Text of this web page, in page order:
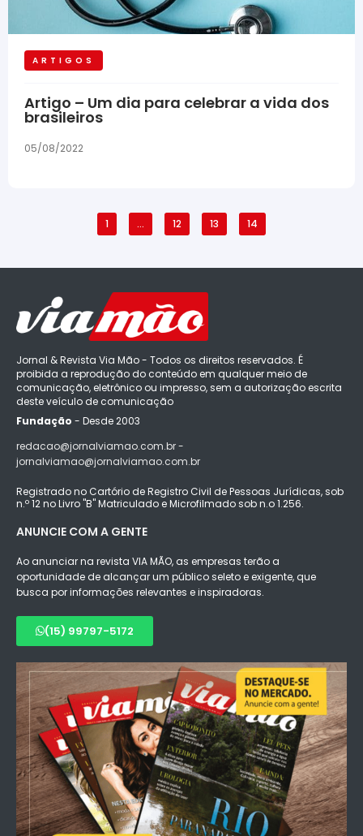
ARTIGOS
Artigo – Um dia para celebrar a vida dos
brasileiros
05/08/2022
1 … 12 13 14
Jornal & Revista Via Mão - Todos os direitos reservados. É
proibida a reprodução do conteúdo em qualquer meio de
comunicação, eletrônico ou impresso, sem a autorização escrita
deste veículo de comunicação
Fundação - Desde 2003
redacao@jornalviamao.com.br -
jornalviamao@jornalviamao.com.br
Registrado no Cartório de Registro Civil de Pessoas Jurídicas, sob
n.º 12 no Livro "B" Matriculado e Microfilmado sob n.o 1.256.
ANUNCIE COM A GENTE
Ao anunciar na revista VIA MÃO, as empresas terão a
oportunidade de alcançar um público seleto e exigente, que
busca por informações relevantes e inspiradoras.
(15) 99797-5172